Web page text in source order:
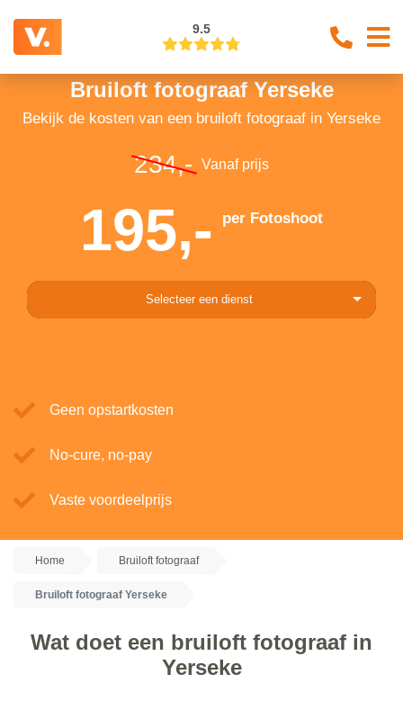
9.5
Bruiloft fotograaf Yerseke
Bekijk de kosten van een bruiloft fotograaf in Yerseke
234,- Vanaf prijs
195,- per Fotoshoot
Selecteer een dienst
Geen opstartkosten
No-cure, no-pay
Vaste voordeelprijs
Home Bruiloft fotograaf
Bruiloft fotograaf Yerseke
Wat doet een bruiloft fotograaf in
Yerseke